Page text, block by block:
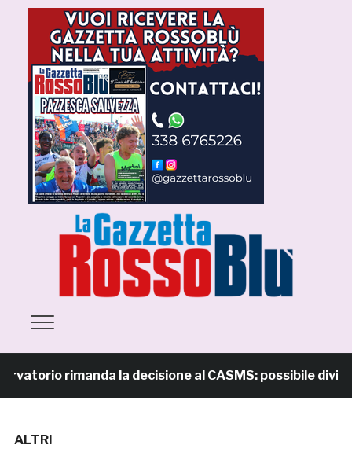
rimanda la decisione al CASMS: possibile divieto
ALTRI